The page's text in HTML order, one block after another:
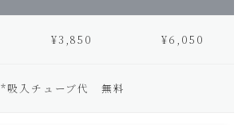
¥3,850 ¥6,050
*吸入チューブ代 無料